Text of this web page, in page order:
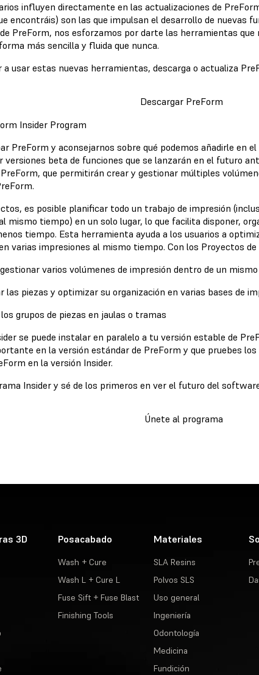
influyen directamente en las actualizaciones de
encontráis) son las que impulsan el desarrollo de nuevas
PreForm, nos esforzamos por darte las herramientas que
más sencilla y fluida que nunca.
a usar estas nuevas herramientas, descarga o actualiza
Descargar PreForm
Insider Program
PreForm y aconsejarnos sobre qué podemos añadirle en
versiones beta de funciones que se lanzarán en el futuro
que permitirán crear y gestionar múltiples
es posible planificar todo un trabajo de impresión
mismo tiempo) en un solo lugar, lo que facilita disponer,
tiempo. Esta herramienta ayuda a los usuarios a
varias impresiones al mismo tiempo. Con los Proyectos de
varios volúmenes de impresión dentro de un
las piezas y optimizar su organización en varias bases de
grupos de piezas en jaulas o tramas
se puede instalar en paralelo a tu versión estable de
en la versión estándar de PreForm y que pruebes
en la versión Insider.
Insider y sé de los primeros en ver el futuro del
Únete al programa
3D Posacabado
Wash + Cure
Wash L + Cure L
Fuse Sift + Fuse Blast
Finishing Tools
Materiales
SLA Resins
Polvos SLS
Uso general
Ingeniería
Odontología
Medicina
Fundición